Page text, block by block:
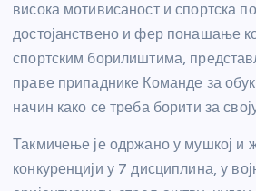
висока мотивисаност и спортска
достојанствено и фер понашање
спортским борилиштима,
праве припаднике Команде за
начин како се треба борити за
Такмичење је одржано у мушкој и
конкуренцији у 7 дисциплина, у